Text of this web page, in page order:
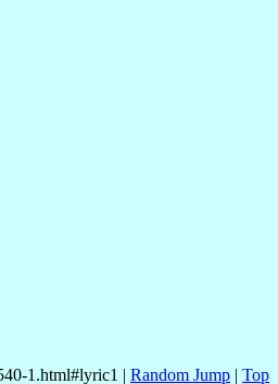
1.html#lyric1 | Random Jump | Top